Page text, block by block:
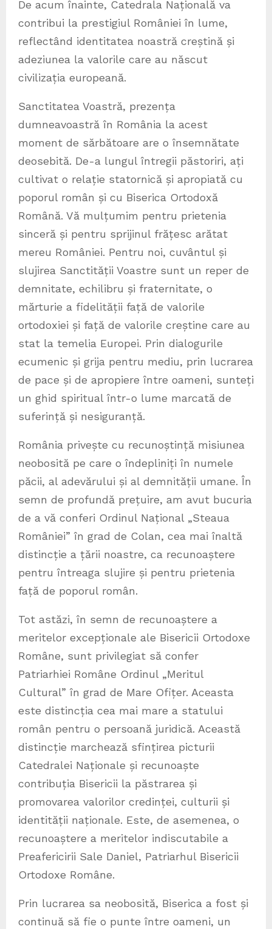
De acum înainte, Catedrala Națională va
contribui la prestigiul României în lume,
reflectând identitatea noastră creștină și
adeziunea la valorile care au născut
civilizația europeană.
Sanctitatea Voastră, prezența
dumneavoastră în România la acest
moment de sărbătoare are o însemnătate
deosebită. De-a lungul întregii păstoriri, ați
cultivat o relație statornică și apropiată cu
poporul român și cu Biserica Ortodoxă
Română. Vă mulțumim pentru prietenia
sinceră și pentru sprijinul frățesc arătat
mereu României. Pentru noi, cuvântul și
slujirea Sanctității Voastre sunt un reper de
demnitate, echilibru și fraternitate, o
mărturie a fidelității față de valorile
ortodoxiei și față de valorile creștine care au
stat la temelia Europei. Prin dialogurile
ecumenic și grija pentru mediu, prin lucrarea
de pace și de apropiere între oameni, sunteți
un ghid spiritual într-o lume marcată de
suferință și nesiguranță.
România privește cu recunoștință misiunea
neobosită pe care o îndepliniți în numele
păcii, al adevărului și al demnității umane. În
semn de profundă prețuire, am avut bucuria
de a vă conferi Ordinul Național „Steaua
României” în grad de Colan, cea mai înaltă
distincție a țării noastre, ca recunoaștere
pentru întreaga slujire și pentru prietenia
față de poporul român.
Tot astăzi, în semn de recunoaștere a
meritelor excepționale ale Bisericii Ortodoxe
Române, sunt privilegiat să confer
Patriarhiei Române Ordinul „Meritul
Cultural” în grad de Mare Ofițer. Aceasta
este distincția cea mai mare a statului
român pentru o persoană juridică. Această
distincție marchează sfințirea picturii
Catedralei Naționale și recunoaște
contribuția Bisericii la păstrarea și
promovarea valorilor credinței, culturii și
identității naționale. Este, de asemenea, o
recunoaștere a meritelor indiscutabile a
Preafericirii Sale Daniel, Patriarhul Bisericii
Ortodoxe Române.
Prin lucrarea sa neobosită, Biserica a fost și
continuă să fie o punte între oameni, un